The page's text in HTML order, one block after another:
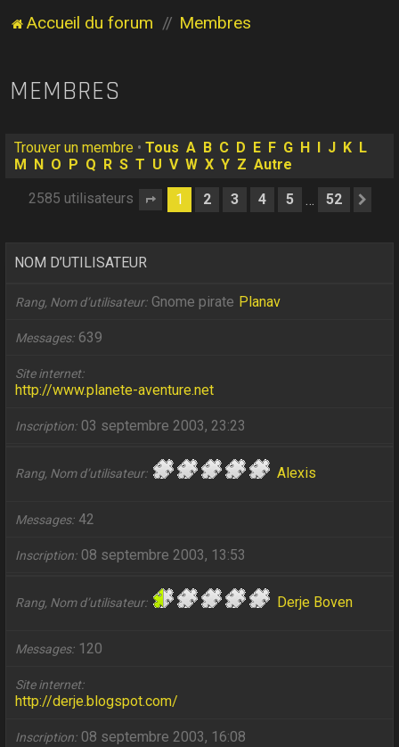
Accueil du forum Membres
MEMBRES
Trouver un membre •Tous A B C D E F G H J K L
M
N O P Q R S T U V W X Y Z Autre
2585 utilisateurs Page 1sur52
1 2 3 4 5 … 52
NOM D’UTILISATEUR
Rang, Nom d’utilisateur Gnome pirate Planav
Messages 639
Site internet
http://www.planete-aventure.net
Inscription 03 septembre 2003, 23:23
Rang, Nom d’utilisateur Alexis
Messages 42
Inscription 08 septembre 2003, 13:53
Rang, Nom d’utilisateur Derje Boven
Messages 120
Site internet
http://derje.blogspot.com/
Inscription 08 septembre 2003, 16:08